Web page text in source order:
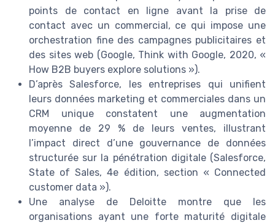
points de contact en ligne avant la prise de
contact avec un commercial, ce qui impose une
orchestration fine des campagnes publicitaires et
des sites web (Google, Think with Google, 2020, «
How B2B buyers explore solutions »).
D’après Salesforce, les entreprises qui unifient
leurs données marketing et commerciales dans un
CRM unique constatent une augmentation
moyenne de 29 % de leurs ventes, illustrant
l’impact direct d’une gouvernance de données
structurée sur la pénétration digitale (Salesforce,
State of Sales, 4e édition, section « Connected
customer data »).
Une analyse de Deloitte montre que les
organisations ayant une forte maturité digitale